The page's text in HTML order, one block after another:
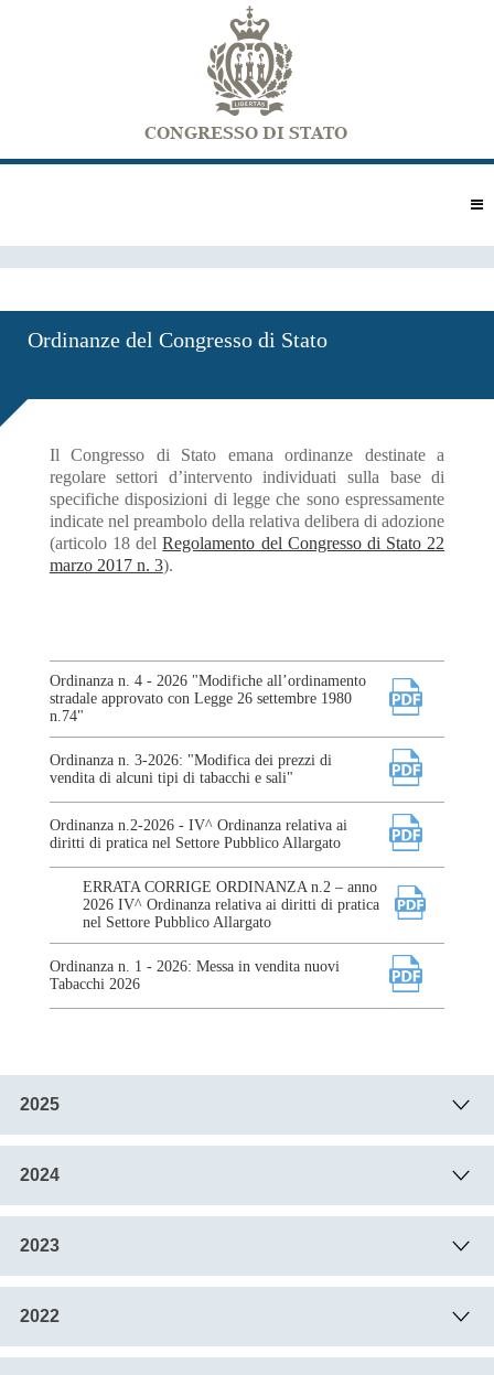
Ordinanze del Congresso di Stato
Il Congresso di Stato emana ordinanze destinate a
regolare settori d’intervento individuati sulla base di
specifiche disposizioni di legge che sono espressamente
indicate nel preambolo della relativa delibera di adozione
(articolo 18 delRegolamento del Congresso di Stato 22
marzo 2017 n. 3).
Ordinanza n. 4 - 2026 "Modifiche all’ordinamento
stradale approvato con Legge 26 settembre 1980
n.74"
Ordinanza n. 3-2026: "Modifica dei prezzi di
vendita di alcuni tipi di tabacchi e sali"
Ordinanza n.2-2026 - IV^ Ordinanza relativa ai
diritti di pratica nel Settore Pubblico Allargato
ERRATA CORRIGE ORDINANZA n.2 – anno
2026 IV^ Ordinanza relativa ai diritti di pratica
nel Settore Pubblico Allargato
Ordinanza n. 1 - 2026: Messa in vendita nuovi
Tabacchi 2026
2025
2024
2023
2022